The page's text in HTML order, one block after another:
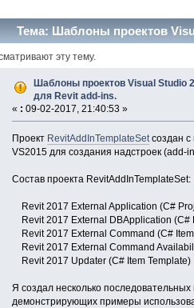
Тема: Шаблоны проектов
эту тему.
Шаблоны проектов Visual Studio
для Revit add-ins.
« : 09-02-2017, 21:40:53 »
Проект RevitAddInTemplateSetсоздан с
VS2015 для создания надстроек (add-
Состав проекта RevitAddInTemplateSet:
Revit 2017 External Application (C#
Revit 2017 External DBApplication (C#
Revit 2017 External Command (C#
Revit 2017 External Command
Revit 2017 Updater (C# Item Template)
Я создал несколько
демонстрирующих примеры